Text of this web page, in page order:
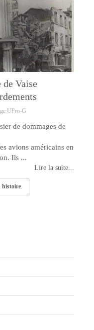
Vaise
UPro-G
de dommages de
avions américains en
Ils ...
Lire la suite...
histoire